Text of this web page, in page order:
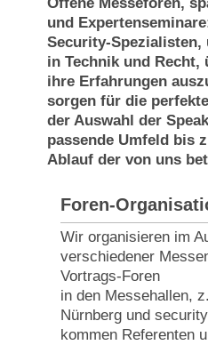
und
Security-Spezialisten,
in Technik und Recht,
ihre Erfahrungen
sorgen für die
der Auswahl der
passende Umfeld bis
Ablauf der von uns
Foren-
Wir organisieren im
verschiedener
Vortrags-Foren
in den Messehallen,
Nürnberg und
kommen Referenten